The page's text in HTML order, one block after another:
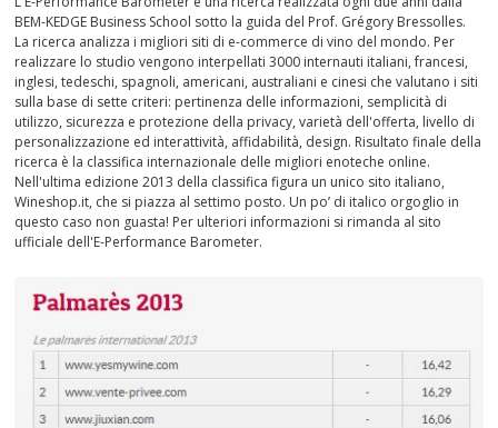
DESSERT
NON SOLO VINO
REGALI
CLUBWINESHOP.IT
TROVAIL TUO VINO
BEM-KEDGE Business School sotto la guida del Prof. Grégory Bressolles.
La ricerca analizza i migliori siti di e-commerce di vino del mondo. Per
realizzare lo studio vengono interpellati 3000 internauti italiani, francesi,
inglesi, tedeschi, spagnoli, americani, australiani e cinesi che valutano i siti
sulla base di sette criteri: pertinenza delle informazioni, semplicità di
utilizzo, sicurezza e protezione della privacy, varietà dell'offerta, livello di
personalizzazione ed interattività, affidabilità, design. Risultato finale della
ricerca è la classifica internazionale delle migliori enoteche online.
Nell'ultima edizione 2013 della classifica figura un unico sito italiano,
Wineshop.it, che si piazza al settimo posto. Un po’ di italico orgoglio in
questo caso non guasta! Per ulteriori informazioni si rimanda al sito
ufficiale dell'E-Performance Barometer.